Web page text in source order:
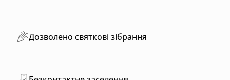
Дозволено святкові зібрання